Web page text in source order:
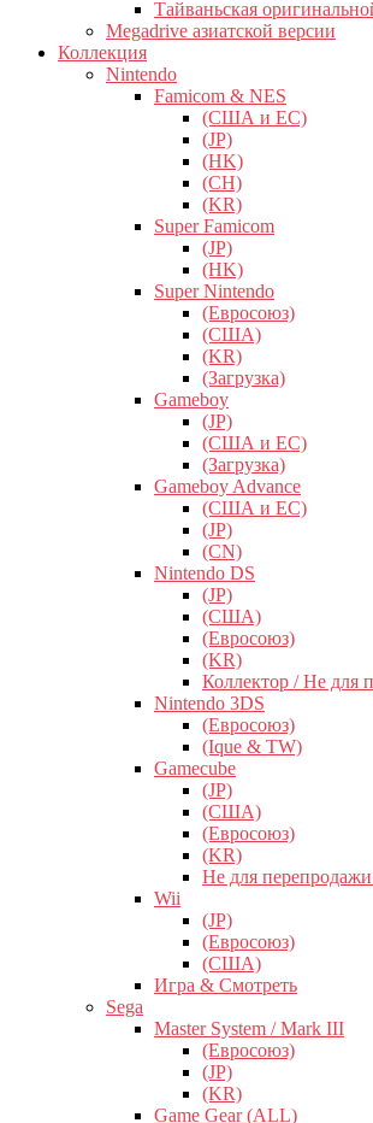
Тайваньская
Megadrive азиатской версии
Коллекция
Nintendo
Famicom & NES
(США и ЕС)
(JP)
(HK)
(CH)
(KR)
Super Famicom
(JP)
(HK)
Super Nintendo
(Евросоюз)
(США)
(KR)
(Загрузка)
Gameboy
(JP)
(США и ЕС)
(Загрузка)
Gameboy Advance
(США и ЕС)
(JP)
(CN)
Nintendo DS
(JP)
(США)
(Евросоюз)
(KR)
Коллектор / Не для
Nintendo 3DS
(Евросоюз)
(Ique & TW)
Gamecube
(JP)
(США)
(Евросоюз)
(KR)
Не для
Wii
(JP)
(Евросоюз)
(США)
Игра & Смотреть
Sega
Master System / Mark III
(Евросоюз)
(JP)
(KR)
Game Gear (ALL)